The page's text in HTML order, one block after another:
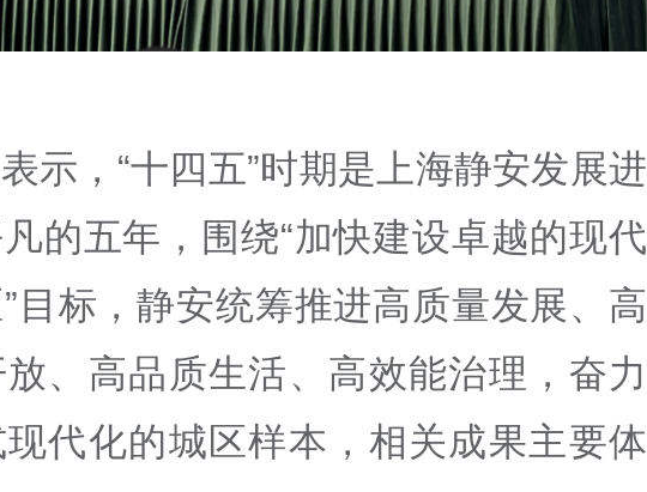
示，“十四五”时期是上海静安发展进
的五年，围绕“加快建设卓越的现代
目标，静安统筹推进高质量发展、高
、高品质生活、高效能治理，奋力
代化的城区样本，相关成果主要体